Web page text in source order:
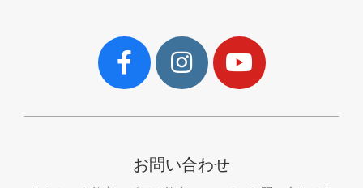
お問い合わせ